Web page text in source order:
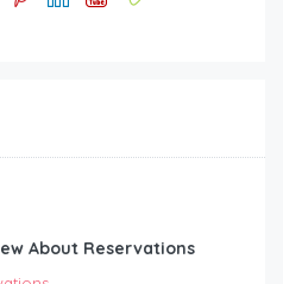
About Reservations